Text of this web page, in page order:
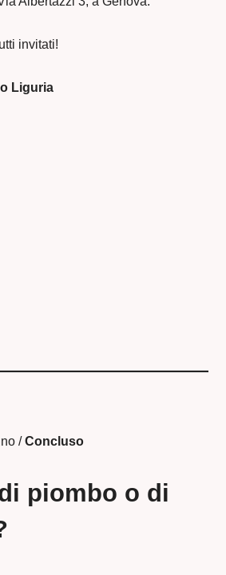
invitati!
Liguria
/Concluso
piombo o di